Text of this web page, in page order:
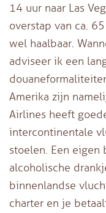
14 uur naar Las
overstap van ca.
wel haalbaar.
adviseer ik een
Amerika zijn
Airlines heeft
intercontinentale
stoelen. Een eigen
alcoholische
binnenlandse
charter en je